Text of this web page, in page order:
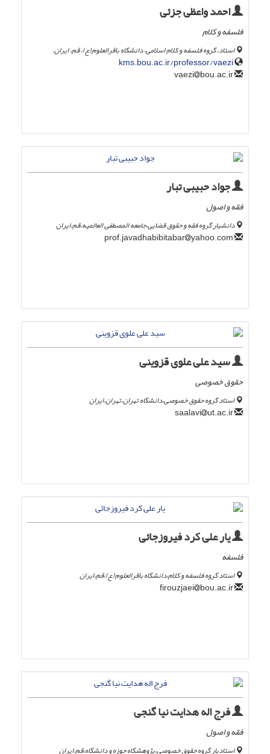
احمد واعظی جزئی
فلسفه و کلام
استاد، گروه فلسفه و کلام اسلامی، دانشگاه باقرالعلوم(ع)، قم، ایران.
kms.bou.ac.ir/professor/vaezi
bou.ac.ir
جواد حبیبی تبار
فقه و اصول
دانشیار گروه فقه و حقوق قضایی،جامعه المصطفی العالمیه،قم،ایران
yahoo.com
سید علی علوی قزوینی
حقوق خصوصی
استاد گروه حقوق خصوصی،دانشگاه تهران،تهران،ایران
ut.ac.ir
یار علی کرد فیروزجائی
فلسفه
استاد گروه فلسفه و کلام،دانشگاه باقرالعلوم(,ع)،قم،ایران
bou.ac.ir
فرج اله هدایت نیا گنجی
فقه و اصول
استادیار گروه حقوق خصوصی،پژوهشگاه حوزه و دانشگاه،قم،ایران